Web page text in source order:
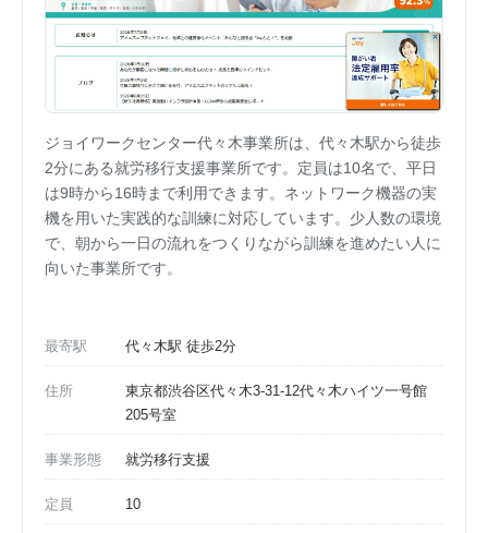
ジョイワークセンター代々木事業所は、代々木駅から徒歩
2分にある就労移行支援事業所です。定員は10名で、平日
は9時から16時まで利用できます。ネットワーク機器の実
機を用いた実践的な訓練に対応しています。少人数の環境
で、朝から一日の流れをつくりながら訓練を進めたい人に
向いた事業所です。
最寄駅 代々木駅 徒歩2分
住所
東京都渋谷区代々木3-31-12代々木ハイツ一号館
205号室
事業形態 就労移行支援
定員 10